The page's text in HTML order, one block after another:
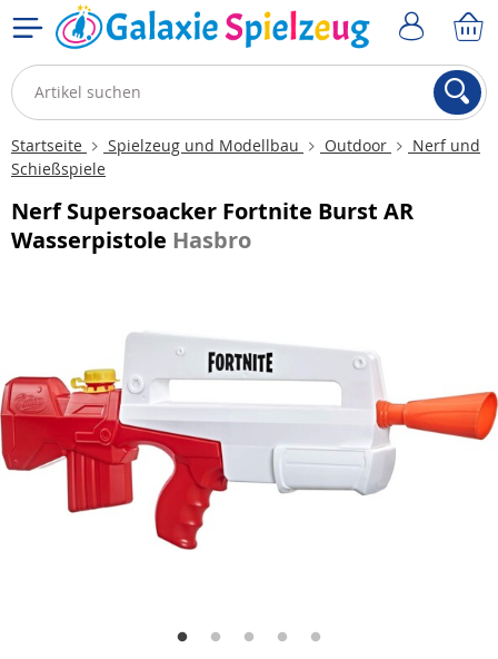
Startseite Spielzeug und Modellbau Outdoor
Nerf und
Schießspiele
Nerf Supersoacker Fortnite Burst AR
Wasserpistole Hasbro